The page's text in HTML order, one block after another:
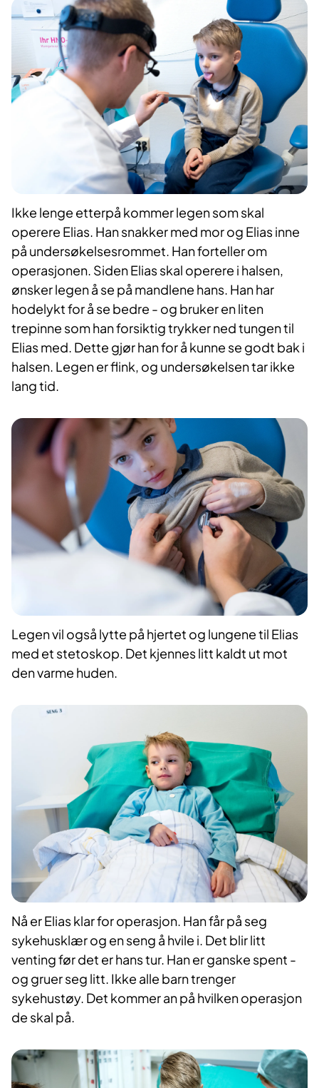
Ikke lenge etterpå kommer legen som skal
operere Elias. Han snakker med mor og Elias inne
på undersøkelsesrommet. Han forteller om
operasjonen. Siden Elias skal operere i halsen,
ønsker legen å se på mandlene hans. Han har
hodelykt for å se bedre - og bruker en liten
trepinne som han forsiktig trykker ned tungen til
Elias med. Dette gjør han for å kunne se godt bak i
halsen. Legen er flink, og undersøkelsen tar ikke
lang tid.
Legen vil også lytte på hjertet og lungene til Elias
med et stetoskop. Det kjennes litt kaldt ut mot
den varme huden.
Nå er Elias klar for operasjon. Han får på seg
sykehusklær og en seng å hvile i. Det blir litt
venting før det er hans tur. Han er ganske spent -
og gruer seg litt. Ikke alle barn trenger
sykehustøy. Det kommer an på hvilken operasjon
de skal på.